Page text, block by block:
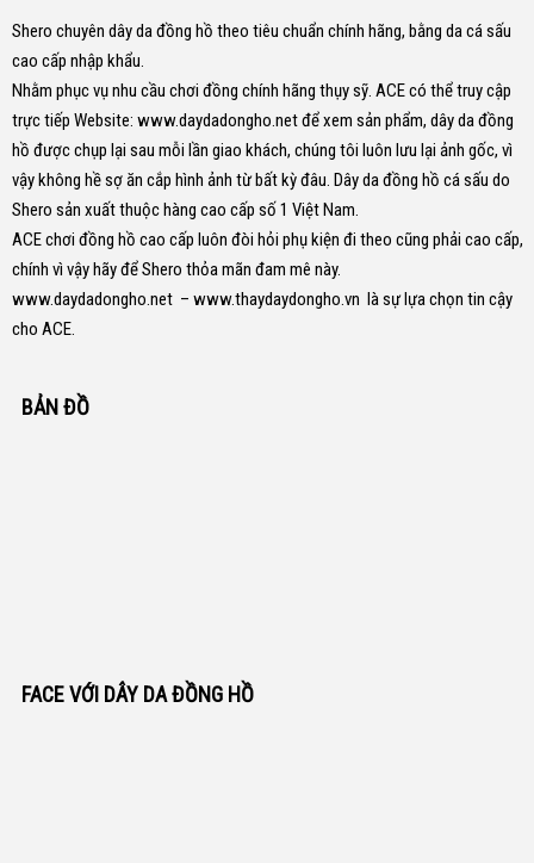
Shero chuyên dây da đồng hồ theo tiêu chuẩn chính hãng, bằng da cá sấu
cao cấp nhập khẩu.
Nhằm phục vụ nhu cầu chơi đồng chính hãng thụy sỹ. ACE có thể truy cập
trực tiếp Website: www.daydadongho.netđể xem sản phẩm, dây da đồng
hồ được chụp lại sau mỗi lần giao khách, chúng tôi luôn lưu lại ảnh gốc, vì
vậy không hề sợ ăn cắp hình ảnh từ bất kỳ đâu. Dây da đồng hồ cá sấu do
Shero sản xuất thuộc hàng cao cấp số 1 Việt Nam.
ACE chơi đồng hồ cao cấp luôn đòi hỏi phụ kiện đi theo cũng phải cao cấp,
chính vì vậy hãy để Shero thỏa mãn đam mê này.
www.daydadongho.net – www.thaydaydongho.vn là sự lựa chọn tin cậy
cho ACE.
BẢN ĐỒ
FACE VỚI DÂY DA ĐỒNG HỒ